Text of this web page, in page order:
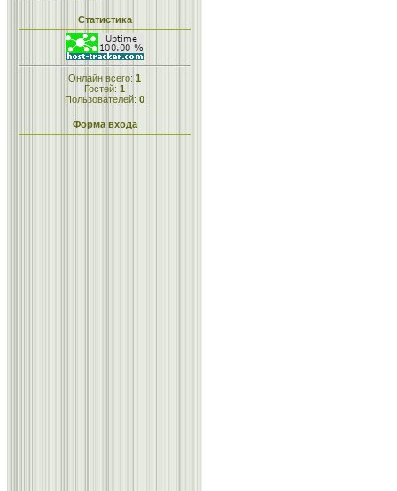
Статистика
Онлайн всего: 1
Гостей: 1
Пользователей: 0
Форма входа